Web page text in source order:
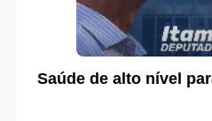
Saúde de alto nível